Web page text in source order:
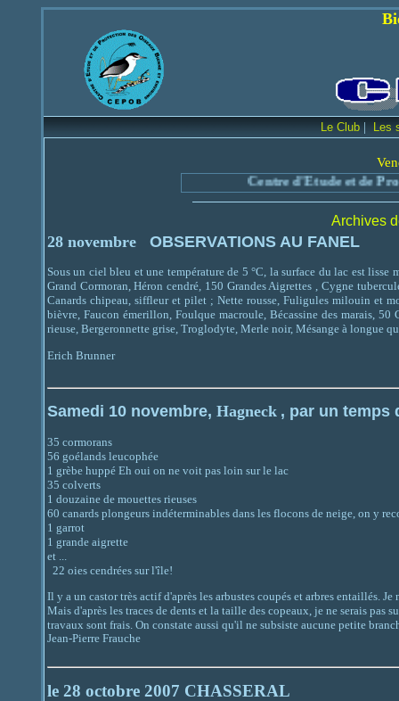
Bienvenue sur
Le Club | Les
Centre d'Etude et de Protection
Archives
28 novembre OBSERVATIONS AU FANEL
Sous un ciel bleu et une température de 5 °C, la surface du lac est lisse
Grand Cormoran, Héron cendré, 150 Grandes Aigrettes , Cygne
Canards chipeau, siffleur et pilet ; Nette rousse, Fuligules milouin et
bièvre, Faucon émerillon, Foulque macroule, Bécassine des marais,
rieuse, Bergeronnette grise, Troglodyte, Merle noir, Mésange à
Erich Brunner
Samedi 10 novembre, Hagneck , par un temps
35 cormorans
56 goélands leucophée
1 grèbe huppé Eh oui on ne voit pas loin sur le lac
35 colverts
1 douzaine de mouettes rieuses
60 canards plongeurs indéterminables dans les flocons de neige, on y
1 garrot
1 grande aigrette
et ...
22 oies cendrées sur l'île!
Il y a un castor très actif d'après les arbustes coupés et arbres entaillés.
Mais d'après les traces de dents et la taille des copeaux, je ne serais
travaux sont frais. On constate aussi qu'il ne subsiste aucune petite
Jean-Pierre Frauche
le 28 octobre 2007 CHASSERAL